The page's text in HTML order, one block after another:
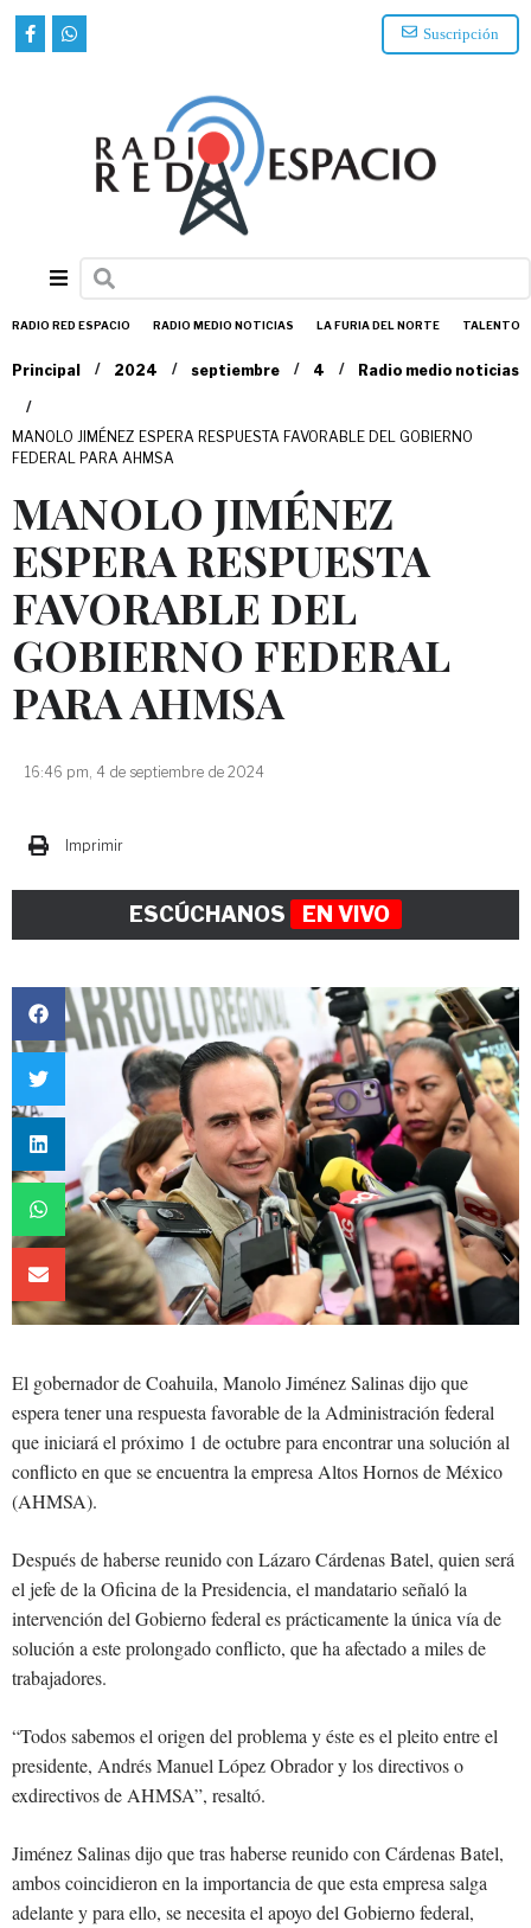
Suscripción
RADIO RED ESPACIO RADIO MEDIO NOTICIAS LA FURIA DEL NORTE TALENTO
Principal / 2024 / septiembre / 4 / Radio medio noticias
/
MANOLO JIMÉNEZ ESPERA RESPUESTA FAVORABLE DEL GOBIERNO
FEDERAL PARA AHMSA
MANOLO JIMÉNEZ
ESPERA RESPUESTA
FAVORABLE DEL
GOBIERNO FEDERAL
PARA AHMSA
16:46 pm, 4 de septiembre de 2024
Imprimir
ESCÚCHANOS EN VIVO
El gobernador de Coahuila, Manolo Jiménez Salinas dijo que
espera tener una respuesta favorable de la Administración federal
que iniciará el próximo 1 de octubre para encontrar una solución al
conflicto en que se encuentra la empresa Altos Hornos de México
(AHMSA).
Después de haberse reunido con Lázaro Cárdenas Batel, quien será
el jefe de la Oficina de la Presidencia, el mandatario señaló la
intervención del Gobierno federal es prácticamente la única vía de
solución a este prolongado conflicto, que ha afectado a miles de
trabajadores.
“Todos sabemos el origen del problema y éste es el pleito entre el
presidente, Andrés Manuel López Obrador y los directivos o
exdirectivos de AHMSA”, resaltó.
Jiménez Salinas dijo que tras haberse reunido con Cárdenas Batel,
ambos coincidieron en la importancia de que esta empresa salga
adelante y para ello, se necesita el apoyo del Gobierno federal,